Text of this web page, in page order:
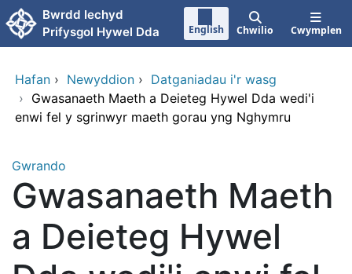
Neidio i'r prif gynnwy
Bwrdd Iechyd
Prifysgol Hywel Dda
English Chwilio Cwymplen
Hafan › Newyddion › Datganiadau i'r wasg
› Gwasanaeth Maeth a Deieteg Hywel Dda wedi'i
enwi fel y sgrinwyr maeth gorau yng Nghymru
Gwrando
Gwasanaeth Maeth
a Deieteg Hywel